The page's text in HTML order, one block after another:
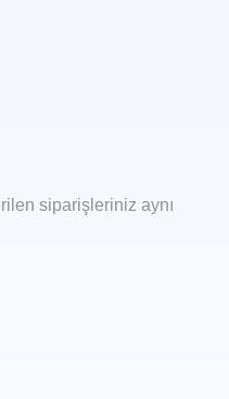
siparişleriniz aynı